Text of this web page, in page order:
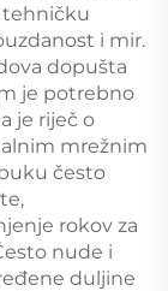
tehničku
i mir.
dopušta
je potrebno
je riječ o
mrežnim
često
rokov za
nude i
duljine